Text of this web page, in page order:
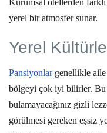
yerel bir atmosfer sunar.
Yerel
Pansiyonlargenellikle aile
bölgeyi çok iyi bilirler. Bu
bulamayacağınız gizli
görülmesi gereken eşsiz